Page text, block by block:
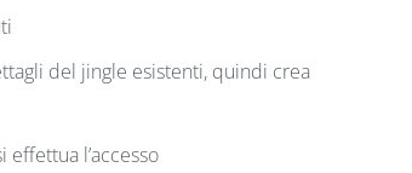
del jingle esistenti, quindi crea
l’accesso